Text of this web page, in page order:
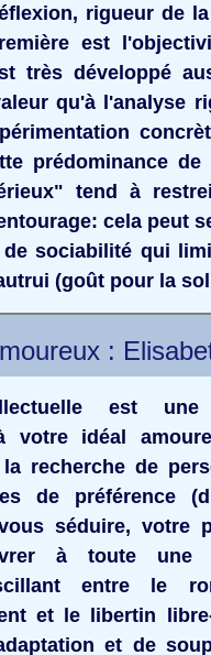
rigueur de la
est
très développé
qu'à l'analyse
prédominance de
tend à
cela peut
sociabilité qui
(goût pour la
:
est une
votre idéal
recherche de
de préférence
séduire, votre
à toute une
entre le
et le libertin
et de